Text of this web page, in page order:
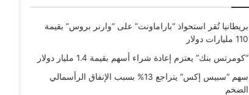
بريطانيا تُقر استحواذ “باراماونت” على “وارنر بروس” بقيمة
110 مليارات دولار
“كومرتس بنك” يعتزم إعادة شراء أسهم بقيمة 1.4 مليار دولار
سهم “سبيس إكس” يتراجع 13% بسبب الإنفاق الرأسمالي
الضخم